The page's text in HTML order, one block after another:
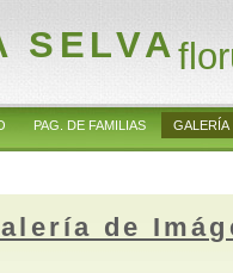
SELVA
PAG. DE FAMILIAS GALERÍA
de